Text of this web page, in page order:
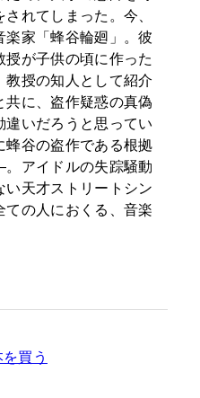
れてしまった。今、
家「蜂谷輪廻」。彼
が子供の頃に作った
授の知人として紹介
に、盗作疑惑の真偽
いだろうと思ってい
谷の盗作である根拠
アイドルの失踪騒動
天才ストリートシン
の人におくる、音楽
買う